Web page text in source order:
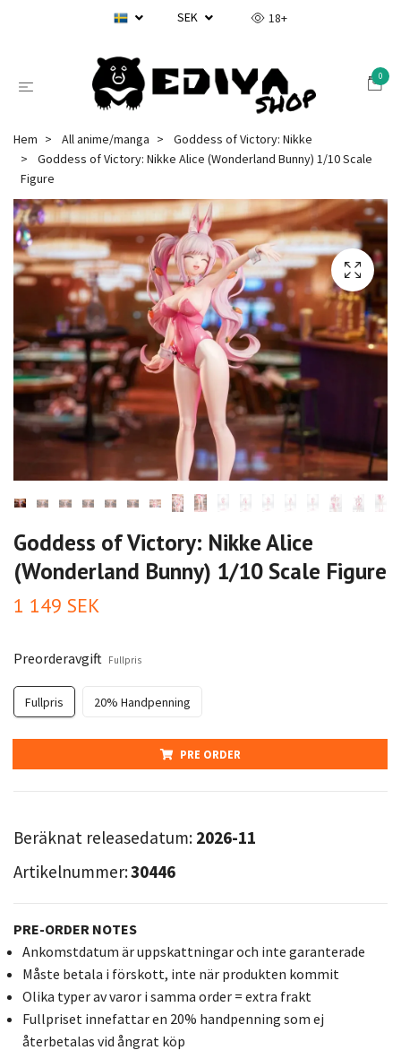
SEK 18+
0
Hem All anime/manga
Goddess of Victory: Nikke
Goddess of Victory: Nikke Alice (Wonderland Bunny) 1/10 Scale
Figure
Goddess of Victory: Nikke Alice
(Wonderland Bunny) 1/10 Scale Figure
1 149 SEK
Preorderavgift Fullpris
Fullpris 20% Handpenning
PRE ORDER
Beräknat releasedatum: 2026-11
Artikelnummer:30446
PRE-ORDER NOTES
Ankomstdatum är uppskattningar och inte garanterade
Måste betala i förskott, inte när produkten kommit
Olika typer av varor i samma order = extra frakt
Fullpriset innefattar en 20% handpenning som ej
återbetalas vid ångrat köp